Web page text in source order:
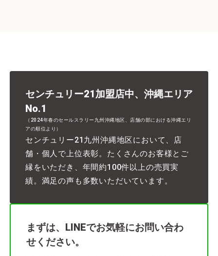
センチュリー21加盟店中、沖縄エリア
No.1
（2024年春のセールスラリー九州沖縄地区、店舗の部における沖縄エリ
アの順位より）
センチュリー21九州沖縄地区において、店
舗・個人で上位表彰。たくさんのお客様とご
縁をいただき、年間約100件以上の売買実
績。満足の声も多数いただいています。
まずは、LINEでお気軽にお問い合わ
せください。